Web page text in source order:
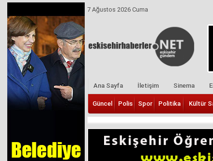
7 Ağustos 2026 Cuma
Ana Sayfa İletişim Sinema
Güncel Polis Spor Politika Kültür